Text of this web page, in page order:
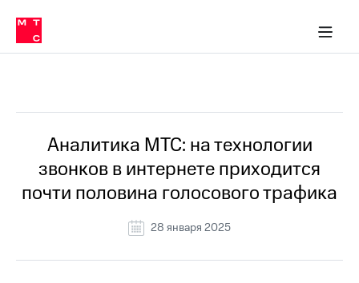
Медиа-центр
и акционерам
Устойчивое развитие
Комплаенс и деловая этика
компании
Карьера
История
компании
Руководство
информация
в МТС
Пресс-
релизы
МТС
о технологиях
Аналитика МТС: на технологии
звонков в интернете приходится
почти половина голосового трафика
28 января 2025